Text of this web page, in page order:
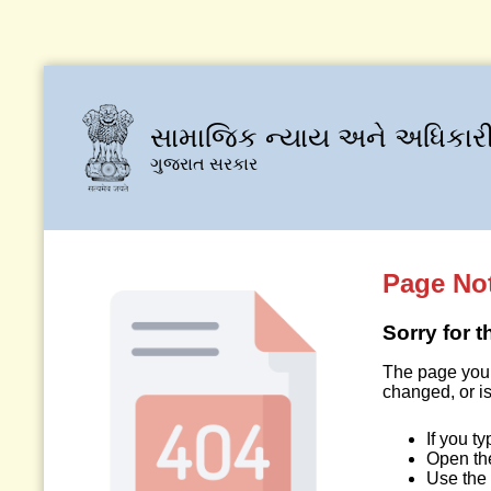
સામાજિક ન્યાય અને
ગુજરાત સરકાર
Page
Sorry for
The page
changed, or
If you
Open
Use